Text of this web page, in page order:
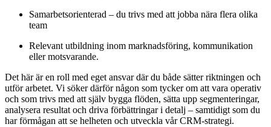
Samarbetsorienterad – du trivs med att jobba nära flera olika
team
Relevant utbildning inom marknadsföring, kommunikation
eller motsvarande.
Det här är en roll med eget ansvar där du både sätter riktningen och
utför arbetet. Vi söker därför någon som tycker om att vara operativ
och som trivs med att själv bygga flöden, sätta upp segmenteringar,
analysera resultat och driva förbättringar i detalj – samtidigt som du
har förmågan att se helheten och utveckla vår CRM-strategi.